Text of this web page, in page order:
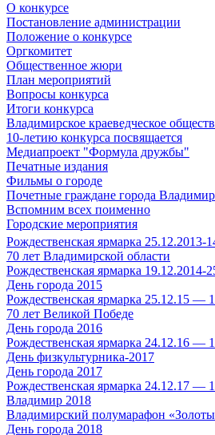
О конкурсе
Постановление администрации
Положение о конкурсе
Оргкомитет
Общественное жюри
План мероприятий
Вопросы конкурса
Итоги конкурса
Владимирское краеведческое
10-летию конкурса посвящается
Медиапроект "Формула дружбы"
Печатные издания
Фильмы о городе
Почетные граждане города
Вспомним всех поименно
Городские мероприятия
Рождественская ярмарка 25.12.2013-
70 лет Владимирской области
Рождественская ярмарка 19.12.2014-
День города 2015
Рождественская ярмарка 25.12.15 —
70 лет Великой Победе
День города 2016
Рождественская ярмарка 24.12.16 —
День физкультурника-2017
День города 2017
Рождественская ярмарка 24.12.17 —
Владимир 2018
Владимирский полумарафон
День города 2018